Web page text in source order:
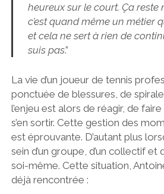
heureux sur le court. Ça reste
c’est quand même un métier
et cela ne sert à rien de
suis pas.”
La vie d’un joueur de tennis
ponctuée de blessures, de
l’enjeu est alors de réagir, de
s’en sortir. Cette gestion des
est éprouvante. D’autant plus
sein d’un groupe, d’un collectif et
soi-même. Cette situation,
déjà rencontrée :